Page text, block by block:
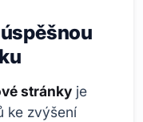
stránky je
ke zvýšení